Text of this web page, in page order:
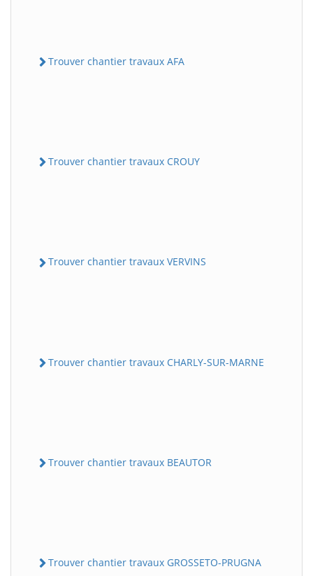
Trouver chantier travaux AFA
Trouver chantier travaux CROUY
Trouver chantier travaux VERVINS
Trouver chantier travaux CHARLY-SUR-MARNE
Trouver chantier travaux BEAUTOR
Trouver chantier travaux GROSSETO-PRUGNA